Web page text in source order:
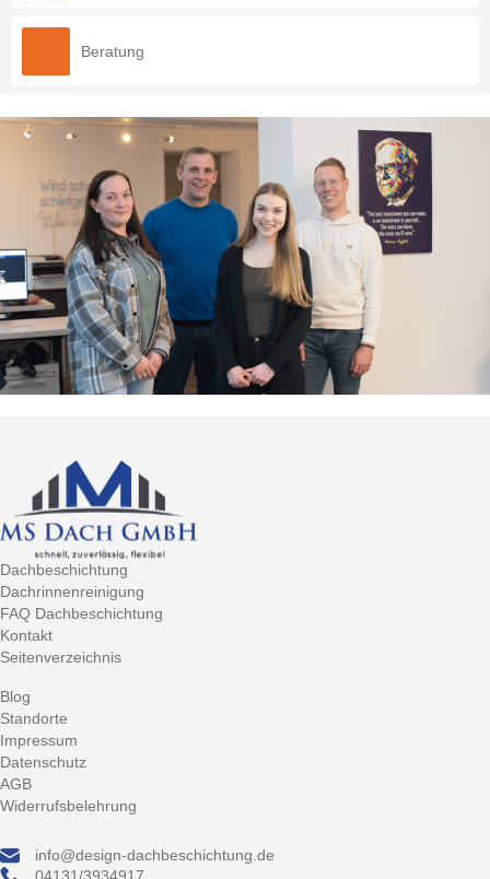
Beratung
Dachbeschichtung
Dachrinnenreinigung
FAQ Dachbeschichtung
Kontakt
Seitenverzeichnis
Blog
Standorte
Impressum
Datenschutz
AGB
Widerrufsbelehrung
info@design-dachbeschichtung.de